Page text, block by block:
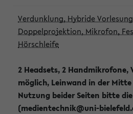
Verdunklung, Hybride
Doppelprojektion, Mikrofon,
Hörschleife
2 Headsets, 2 Handmikrofone,
möglich, Leinwand in der
Nutzung beider Seiten bitte
(medientechnik@uni-